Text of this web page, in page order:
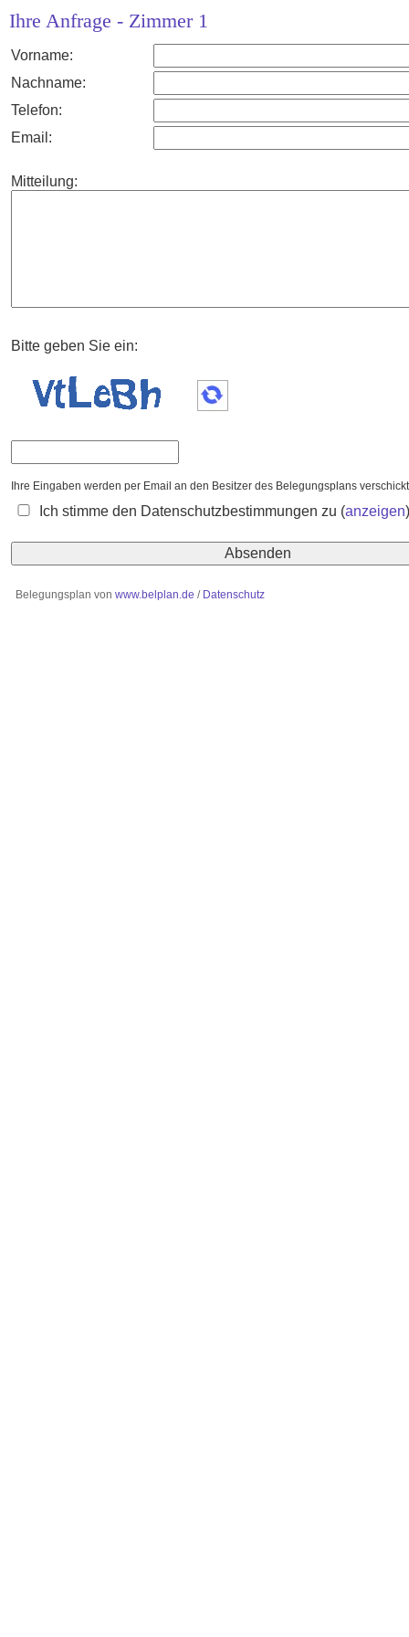
Ihre Anfrage - Zimmer 1
Vorname:
Nachname:
Telefon:
Email:
Mitteilung:
Bitte geben Sie ein:
Ihre Eingaben werden per Email an den Besitzer des Belegungsplans
Ich stimme den Datenschutzbestimmungen zu (anzeigen
Belegungsplan von www.belplan.de / Datenschutz